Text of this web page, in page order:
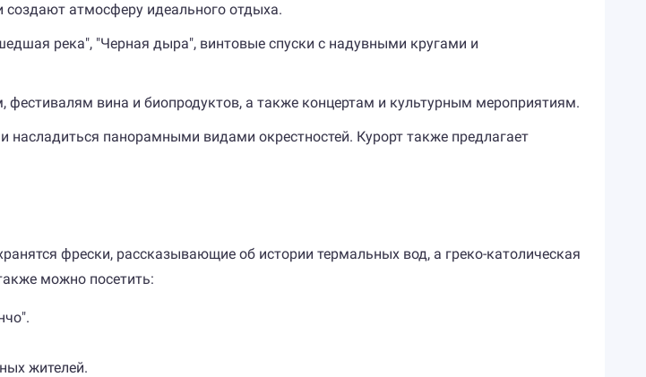
атмосферу идеального отдыха.
река", "Черная дыра", винтовые спуски с надувными кругами и
вина и биопродуктов, а также концертам и культурным мероприятиям.
панорамными видами окрестностей. Курорт также предлагает
фрески, рассказывающие об истории термальных вод, а греко-католическая
можно посетить:
жителей.